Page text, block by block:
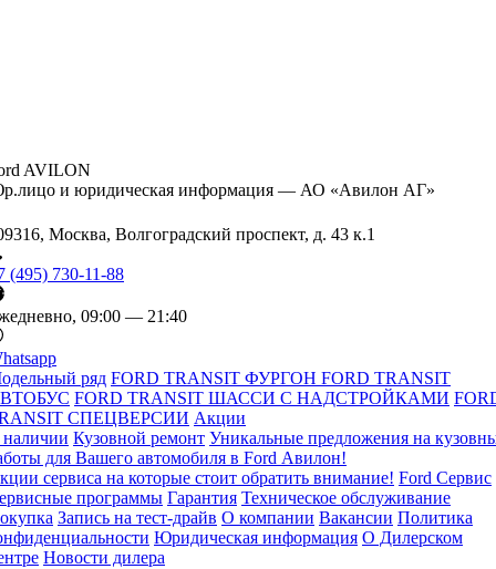
AVILON
и юридическая информация — АО «Авилон АГ»
Москва, Волгоградский проспект, д. 43 к.1
(495) 730-11-88
09:00 — 21:40
ряд FORD TRANSIT ФУРГОН FORD TRANSIT
FORD TRANSIT ШАССИ С НАДСТРОЙКАМИ
СПЕЦВЕРСИИ Акции
Кузовной ремонт Уникальные предложения на
для Вашего автомобиля в Ford Авилон!
сервиса на которые стоит обратить внимание! Ford Сервис
программы Гарантия Техническое обслуживание
Запись на тест-драйв О компании Вакансии Политика
Юридическая информация О Дилерском
Новости дилера